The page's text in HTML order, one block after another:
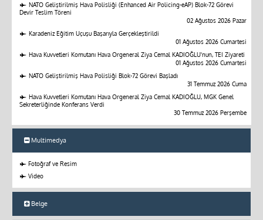
NATO Geliştirilmiş Hava Polisliği (Enhanced Air Policing-eAP) Blok-72 Görevi
Devir Teslim Töreni
02 Ağustos 2026 Pazar
Karadeniz Eğitim Uçuşu Başarıyla Gerçekleştirildi
01 Ağustos 2026 Cumartesi
Hava Kuvvetleri Komutanı Hava Orgeneral Ziya Cemal KADIOĞLU'nun, TEI Ziyareti
01 Ağustos 2026 Cumartesi
NATO Geliştirilmiş Hava Polisliği Blok-72 Görevi Başladı
31 Temmuz 2026 Cuma
Hava Kuvvetleri Komutanı Hava Orgeneral Ziya Cemal KADIOĞLU, MGK Genel
Sekreterliğinde Konferans Verdi
30 Temmuz 2026 Perşembe
Multimedya
Fotoğraf ve Resim
Video
Belge